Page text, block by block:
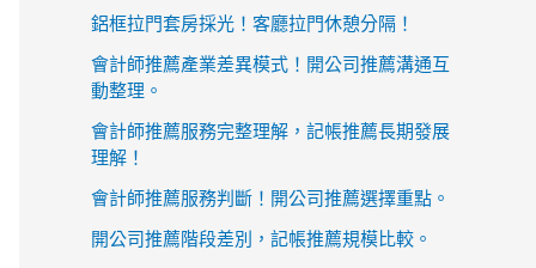
鋁框拉門套房採光！客廳拉門休憩分隔！
會計師推薦產業差異模式！開公司推薦溝通互
動整理。
會計師推薦服務完整理解，記帳推薦長期發展
理解！
會計師推薦服務判斷！開公司推薦選擇重點。
開公司推薦階段差別，記帳推薦規模比較。